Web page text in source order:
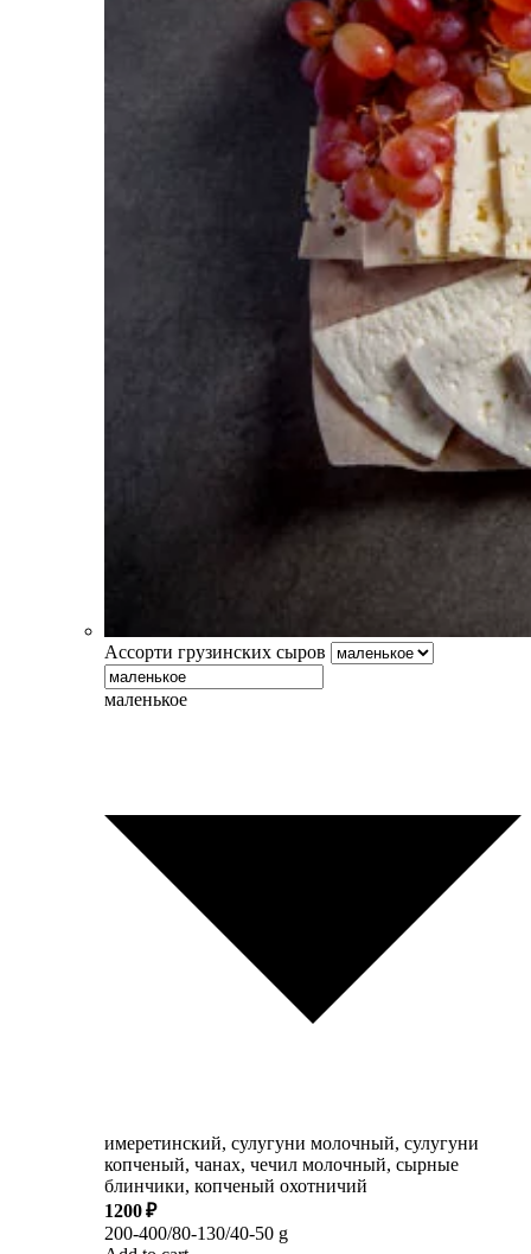
Ассорти грузинских сыров
маленькое
имеретинский, сулугуни молочный, сулугуни
копченый, чанах, чечил молочный, сырные
блинчики, копченый охотничий
1200 ₽
200-400/80-130/40-50 g